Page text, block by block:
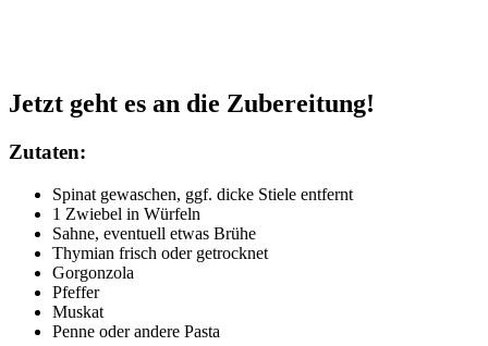
Jetzt geht es an die Zubereitung!
Zutaten:
Spinat gewaschen, ggf. dicke Stiele entfernt
1 Zwiebel in Würfeln
Sahne, eventuell etwas Brühe
Thymian frisch oder getrocknet
Gorgonzola
Pfeffer
Muskat
Penne oder andere Pasta